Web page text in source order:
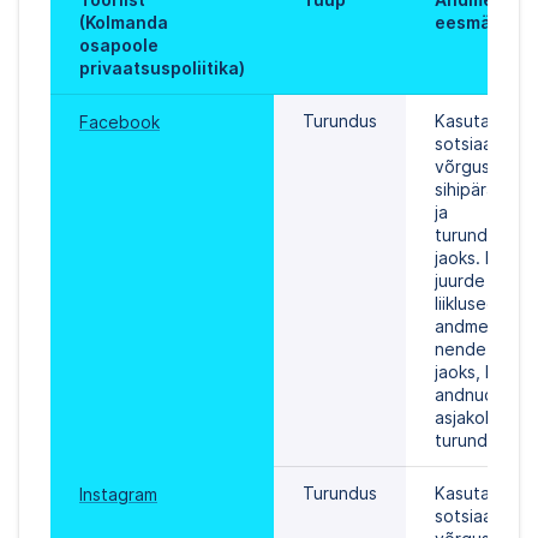
(Kolmanda
osapoole
privaatsuspoliitika)
eesmärk
Facebook Turundus
Kasutame
sotsiaalseid
võrgustikke
sihipärase
ja
jaoks. Me
juurde
liiklusega
andmetele
nende
jaoks, kes on
andnud
asjakohase
Instagram Turundus
Kasutame
sotsiaalset